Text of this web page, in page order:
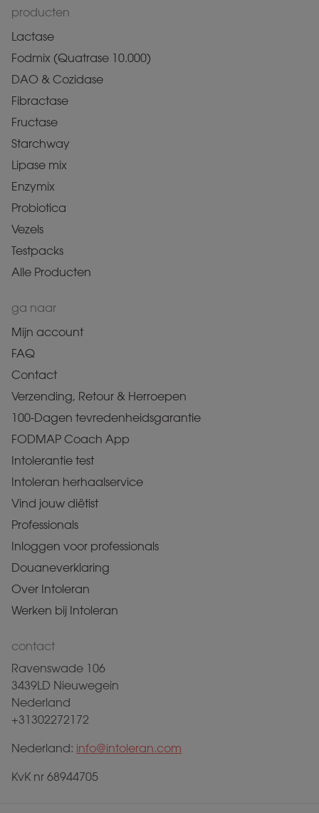
producten
Lactase
Fodmix (Quatrase 10.000)
DAO & Cozidase
Fibractase
Fructase
Starchway
Lipase mix
Enzymix
Probiotica
Vezels
Testpacks
Alle Producten
ga naar
Mijn account
FAQ
Contact
Verzending, Retour & Herroepen
100-Dagen tevredenheidsgarantie
FODMAP Coach App
Intolerantie test
Intoleran herhaalservice
Vind jouw diëtist
Professionals
Inloggen voor professionals
Douaneverklaring
Over Intoleran
Werken bij Intoleran
contact
Ravenswade 106
3439LD Nieuwegein
Nederland
+31302272172
Nederland: info@intoleran.com
KvK nr 68944705